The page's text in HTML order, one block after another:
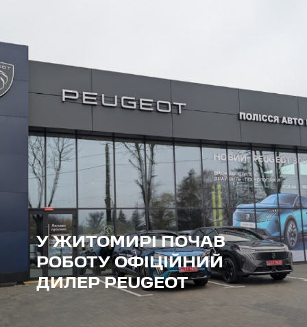
У ЖИТОМИРІ ПОЧАВ
РОБОТУ ОФІЦІЙНИЙ
ДИЛЕР PEUGEOT